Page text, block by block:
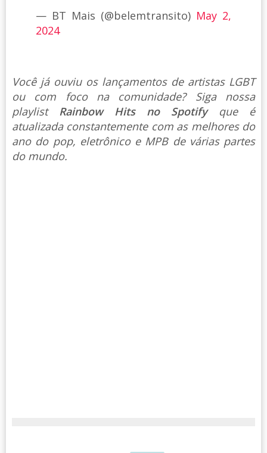
— BT Mais (@belemtransito) May 2,
2024
Você já ouviu os lançamentos de artistas LGBT
ou com foco na comunidade? Siga nossa
playlist Rainbow Hits no Spotify que é
atualizada constantemente com as melhores do
ano do pop, eletrônico e MPB de várias partes
do mundo.